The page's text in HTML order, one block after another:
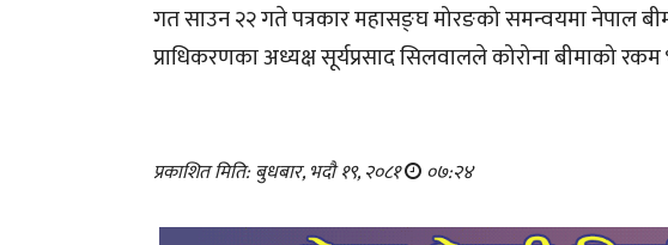
गत साउन २२ गते पत्रकार महासङ्घ मोरङको समन्वयमा नेपाल
प्राधिकरणका अध्यक्ष सूर्यप्रसाद सिलवालले कोरोना बीमाको रकम
प्रकाशित मिति: बुधबार, भदौ १९, २०८१ ०७:२४